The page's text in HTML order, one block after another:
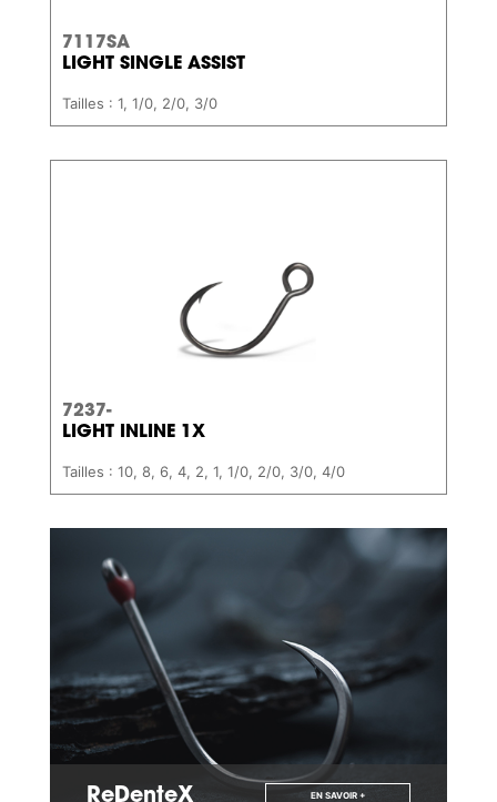
7117SA
LIGHT SINGLE ASSIST
Tailles : 1, 1/0, 2/0, 3/0
7237-
LIGHT INLINE 1X
Tailles : 10, 8, 6, 4, 2, 1, 1/0, 2/0, 3/0, 4/0
ReDenteX EN SAVOIR +